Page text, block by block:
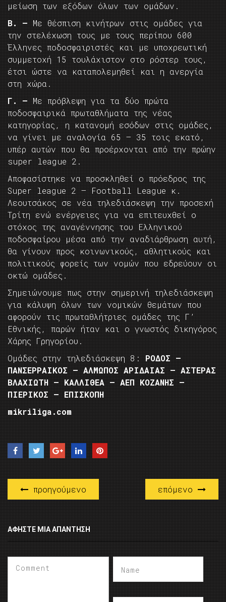
μείωση των εξόδων όλων των ομάδων.
Β. – Με θέσπιση κινήτρων στις ομάδες για
την στελέχωση τους με τους περίπου 600
Έλληνες ποδοσφαιριστές και με υποχρεωτική
συμμετοχή 15 τουλάχιστον στο ρόστερ τους,
έτσι ώστε να καταπολεμηθεί και η ανεργία
στη χώρα.
Γ. – Με πρόβλεψη για τα δύο πρώτα
ποδοσφαιρικά πρωταθλήματα της νέας
κατηγορίας, η κατανομή εσόδων στις ομάδες,
να γίνει με αναλογία 65 – 35 τοις εκατό,
υπέρ αυτών που θα προέρχονται από την πρώην
super league 2.
Αποφασίστηκε να προσκληθεί ο πρόεδρος της
Super league 2 – Football League κ.
Λεουτσάκος σε νέα τηλεδιάσκεψη την προσεχή
Τρίτη ενώ ενέργειες για να επιτευχθεί ο
στόχος της αναγέννησης του Ελληνικού
ποδοσφαίρου μέσα από την αναδιάρθρωση αυτή,
θα γίνουν προς κοινωνικούς, αθλητικούς και
πολιτικούς φορείς των νομών που εδρεύουν οι
οκτώ ομάδες.
Σημειώνουμε πως στην σημερινή τηλεδιάσκεψη
για κάλυψη όλων των νομικών θεμάτων που
αφορούν τις πρωταθλήτριες ομάδες της Γ’
Εθνικής, παρών ήταν και ο γνωστός δικηγόρος
Χάρης Γρηγορίου.
Ομάδες στην τηλεδιάσκεψη 8: ΡΟΔΟΣ –
ΠΑΝΣΕΡΡΑΙΚΟΣ – ΑΛΜΩΠΟΣ ΑΡΙΔΑΙΑΣ – ΑΣΤΕΡΑΣ
ΒΛΑΧΙΩΤΗ – ΚΑΛΛΙΘΕΑ – ΑΕΠ ΚΟΖΑΝΗΣ –
ΠΙΕΡΙΚΟΣ – ΕΠΙΣΚΟΠΗ
mikriliga.com
προηγούμενο επόμενο
ΑΦΉΣΤΕ ΜΙΑ ΑΠΆΝΤΗΣΗ